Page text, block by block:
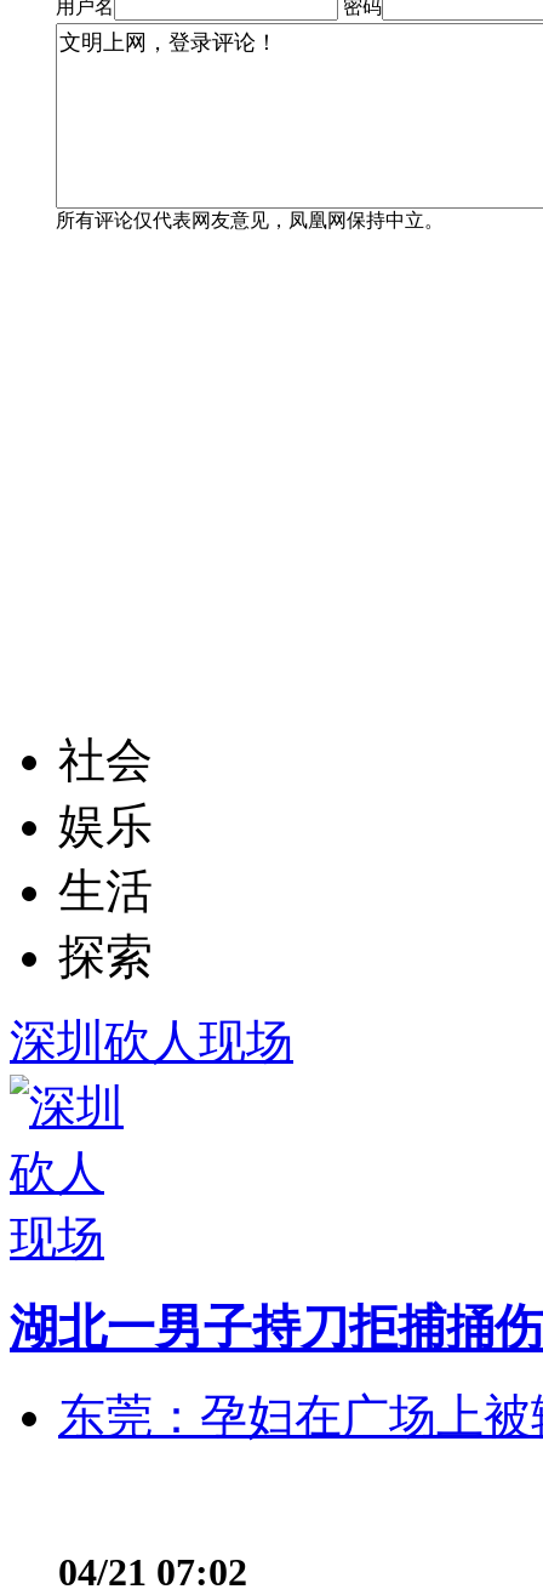
用户名 密码
所有评论仅代表网友意见，凤凰网保持中立。
社会
娱乐
生活
探索
深圳砍人现场
湖北一男子持刀拒捕捅
东莞：孕妇在广场上
04/21 07:02